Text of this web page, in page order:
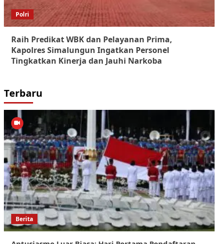
Polri
Raih Predikat WBK dan Pelayanan Prima,
Kapolres Simalungun Ingatkan Personel
Tingkatkan Kinerja dan Jauhi Narkoba
Terbaru
Berita